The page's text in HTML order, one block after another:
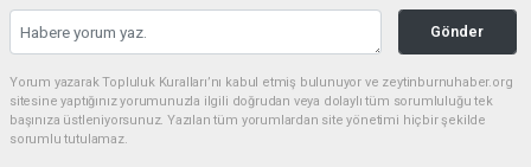
Gönder
Yorum yazarak Topluluk Kuralları’nı kabul etmiş bulunuyor ve zeytinburnuhaber.org
sitesine yaptığınız yorumunuzla ilgili doğrudan veya dolaylı tüm sorumluluğu tek
başınıza üstleniyorsunuz. Yazılan tüm yorumlardan site yönetimi hiçbir şekilde
sorumlu tutulamaz.